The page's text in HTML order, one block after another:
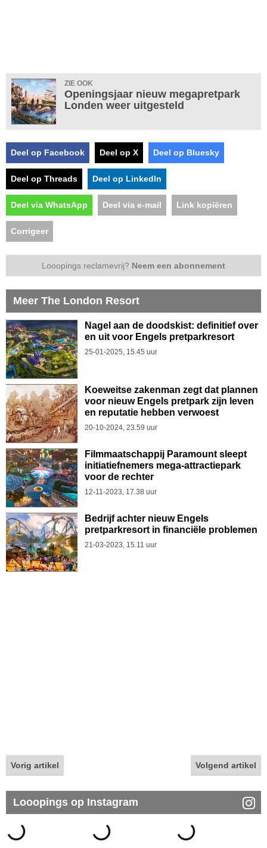
ZIE OOK
Openingsjaar nieuw megapretpark
Londen weer uitgesteld
Deel op Facebook Deel op X Deel op Bluesky
Deel op Threads Deel op LinkedIn
Deel via WhatsApp Deel via e-mail Link kopiëren
Corrigeer
Looopings reclamevrij? Neem een abonnement
Meer The London Resort
Nagel aan de doodskist: definitief over
en uit voor Engels pretparkresort
25-01-2025, 15.45 uur
Koeweitse zakenman zegt dat plannen
voor nieuw Engels pretpark zijn leven
en reputatie hebben verwoest
20-10-2024, 23.59 uur
Filmmaatschappij Paramount sleept
initiatiefnemers mega-attractiepark
voor de rechter
12-11-2023, 17.38 uur
Bedrijf achter nieuw Engels
pretparkresort in financiële problemen
21-03-2023, 15.11 uur
Vorig artikel Volgend artikel
Looopings op Instagram